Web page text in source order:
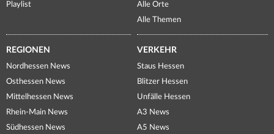
Playlist
Alle Orte
Alle Themen
REGIONEN
Nordhessen News
Osthessen News
Mittelhessen News
Rhein-Main News
Südhessen News
VERKEHR
Staus Hessen
Blitzer Hessen
Unfälle Hessen
A3 News
A5 News